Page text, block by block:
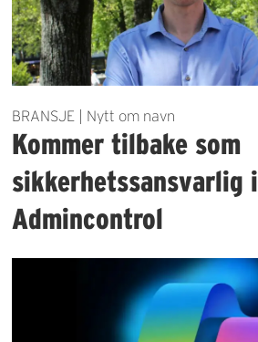
BRANSJE | Nytt om navn
Kommer tilbake som
sikkerhetssansvarlig i
Admincontrol